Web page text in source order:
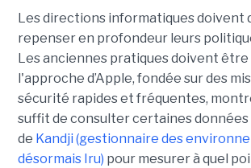
Les directions informatiques doivent
repenser en profondeur leurs
Les anciennes pratiques doivent
l'approche d’Apple, fondée sur des
sécurité rapides et fréquentes, montre
suffit de consulter certaines données
de Kandji (gestionnaire des
désormais Iru) pour mesurer à quel